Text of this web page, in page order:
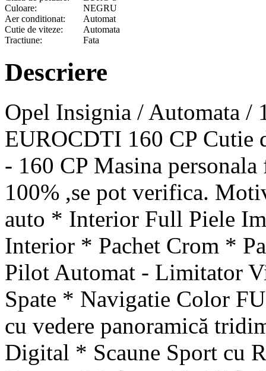
Culoare:
NEGRU
Aer conditionat:
Automat
Cutie de viteze:
Automata
Tractiune:
Fata
Descriere
Opel Insignia / Automata /
EUROCDTI 160 CP Cutie
- 160 CP Masina
100% ,se pot verifica.
auto * Interior Full Piele
Interior * Pachet Crom *
Pilot Automat - Limitator
Spate * Navigatie Color
cu vedere panoramică
Digital * Scaune Sport cu